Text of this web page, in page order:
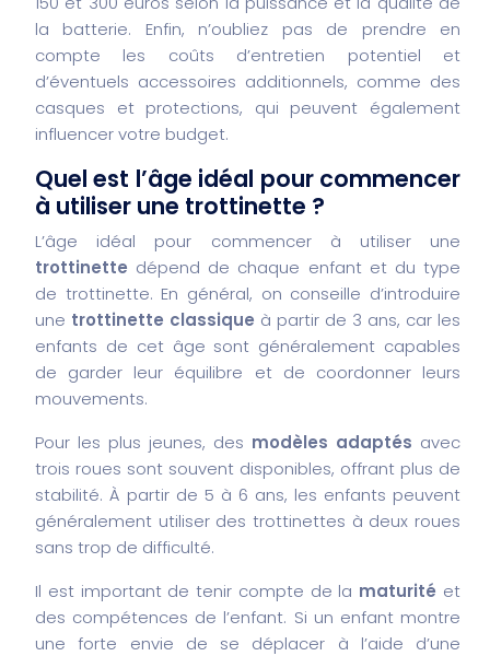
la batterie. Enfin, n’oubliez pas de prendre en
compte les coûts d’entretien potentiel et
d’éventuels accessoires additionnels, comme des
casques et protections, qui peuvent également
influencer votre budget.
Quel est l’âge idéal pour commencer
à utiliser une trottinette ?
L’âge idéal pour commencer à utiliser une
trottinette dépend de chaque enfant et du type
de trottinette. En général, on conseille d’introduire
une trottinette classique à partir de 3 ans, car les
enfants de cet âge sont généralement capables
de garder leur équilibre et de coordonner leurs
mouvements.
Pour les plus jeunes, des modèles adaptés avec
trois roues sont souvent disponibles, offrant plus de
stabilité. À partir de 5 à 6 ans, les enfants peuvent
généralement utiliser des trottinettes à deux roues
sans trop de difficulté.
Il est important de tenir compte de la maturité et
des compétences de l’enfant. Si un enfant montre
une forte envie de se déplacer à l’aide d’une